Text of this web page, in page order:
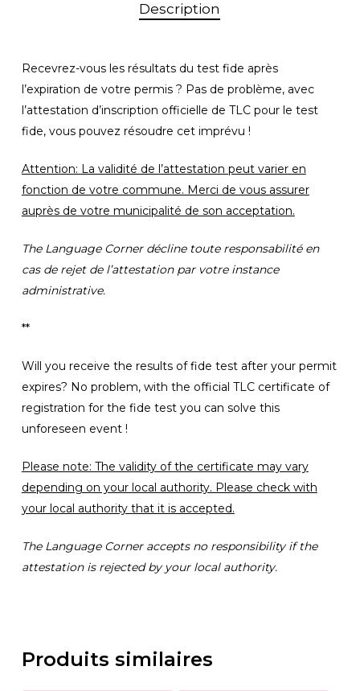
Description
Recevrez-vous les résultats du test fide après
l’expiration de votre permis ? Pas de problème, avec
l’attestation d’inscription officielle de TLC pour le test
fide, vous pouvez résoudre cet imprévu !
Attention: La validité de l’attestation peut varier en
fonction de votre commune. Merci de vous assurer
auprès de votre municipalité de son acceptation.
The Language Corner décline toute responsabilité en
cas de rejet de l’attestation par votre instance
administrative.
**
Will you receive the results of fide test after your permit
expires? No problem, with the official TLC certificate of
registration for the fide test you can solve this
unforeseen event !
Please note: The validity of the certificate may vary
depending on your local authority. Please check with
your local authority that it is accepted.
The Language Corner accepts no responsibility if the
attestation is rejected by your local authority.
Produits similaires